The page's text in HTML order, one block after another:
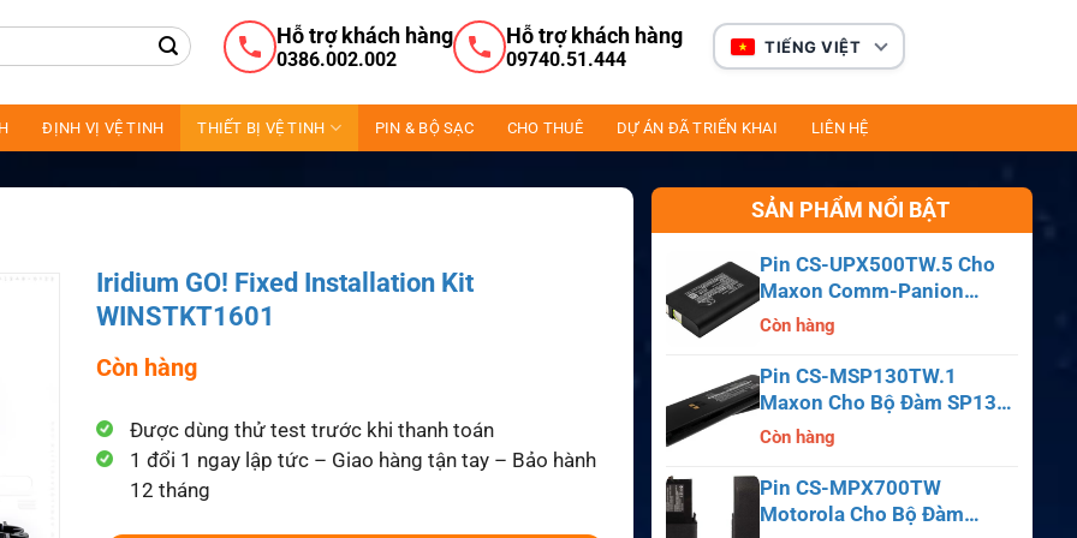
Hỗ trợ khách hàng
0386.002.002
Hỗ trợ khách hàng
09740.51.444
TIẾNG VIỆT
ĐỊNH VỊ VỆ TINH THIẾT BỊ VỆ TINH PIN & BỘ SẠC CHO THUÊ DỰ ÁN ĐÃ TRIỂN KHAI LIÊN HỆ
Iridium GO! Fixed Installation Kit
WINSTKT1601
Còn hàng
Được dùng thử test trước khi thanh toán
1 đổi 1 ngay lập tức – Giao hàng tận tay – Bảo hành
12 tháng
SẢN PHẨM NỔI BẬT
Pin CS-UPX500TW.5 Cho
Maxon Comm-Panion
CP0150, CP0511, CP0515
Còn hàng
Pin CS-MSP130TW.1
Maxon Cho Bộ Đàm SP130,
SP140, SP150, SL55
Còn hàng
Pin CS-MPX700TW
Motorola Cho Bộ Đàm